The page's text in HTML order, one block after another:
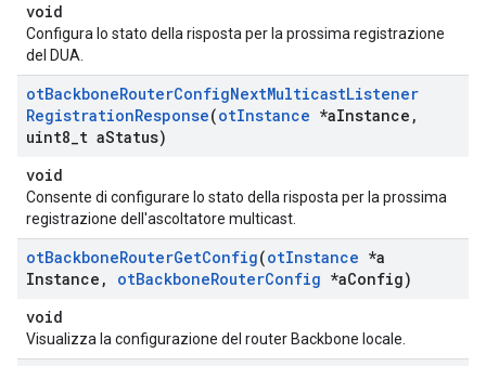
void
Configura lo stato della risposta per la prossima registrazione
del DUA.
otBackboneRouterConfigNextMulticastListener
RegistrationResponse(otInstance *aInstance ,
uint8 t aStatus)
void
Consente di configurare lo stato della risposta per la prossima
registrazione dell'ascoltatore multicast.
otBackboneRouterGetConfig(otInstance *a
Instance , otBackboneRouterConfig *aConfig)
void
Visualizza la configurazione del router Backbone locale.